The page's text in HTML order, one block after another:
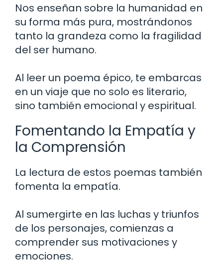
Nos enseñan sobre la humanidad en
su forma más pura, mostrándonos
tanto la grandeza como la fragilidad
del ser humano.
Al leer un poema épico, te embarcas
en un viaje que no solo es literario,
sino también emocional y espiritual.
Fomentando la Empatía y
la Comprensión
La lectura de estos poemas también
fomenta la empatía.
Al sumergirte en las luchas y triunfos
de los personajes, comienzas a
comprender sus motivaciones y
emociones.